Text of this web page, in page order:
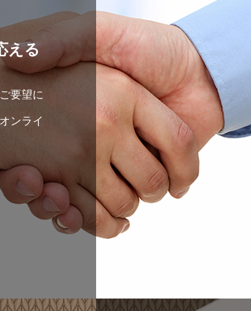
える
要望に
ンライ